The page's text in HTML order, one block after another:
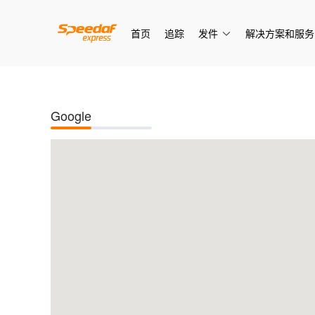
首页 追踪 发件 解决方案和服务
Google